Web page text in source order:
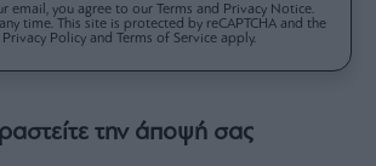
email, you agree to our Terms and Privacy Notice.
time. This site is protected by reCAPTCHA and the
Policy and Terms of Service apply.
την άποψή σας